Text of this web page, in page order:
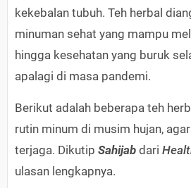
kekebalan tubuh. Teh herbal
minuman sehat yang mampu
hingga kesehatan yang buruk
apalagi di masa pandemi.
Berikut adalah beberapa teh
rutin minum di musim hujan,
terjaga. Dikutip Sahijab dari
ulasan lengkapnya.